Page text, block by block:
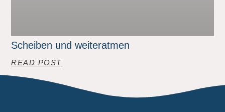
Scheiben und weiteratmen
READ POST